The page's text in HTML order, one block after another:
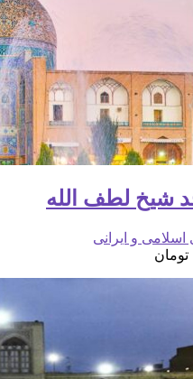
شیخ لطف الله
و ایرانی
تومان